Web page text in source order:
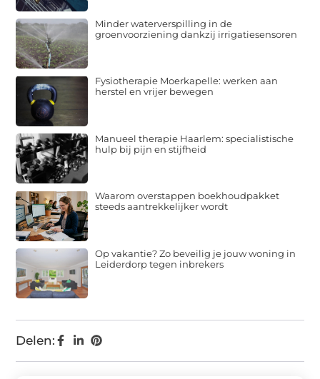
Delen:
Minder waterverspilling in de
groenvoorziening dankzij irrigatiesensoren
Fysiotherapie Moerkapelle: werken aan
herstel en vrijer bewegen
Manueel therapie Haarlem: specialistische
hulp bij pijn en stijfheid
Waarom overstappen boekhoudpakket
steeds aantrekkelijker wordt
Op vakantie? Zo beveilig je jouw woning in
Leiderdorp tegen inbrekers